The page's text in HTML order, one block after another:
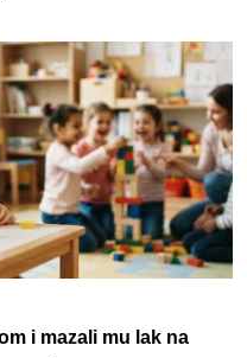
i mazali mu lak na